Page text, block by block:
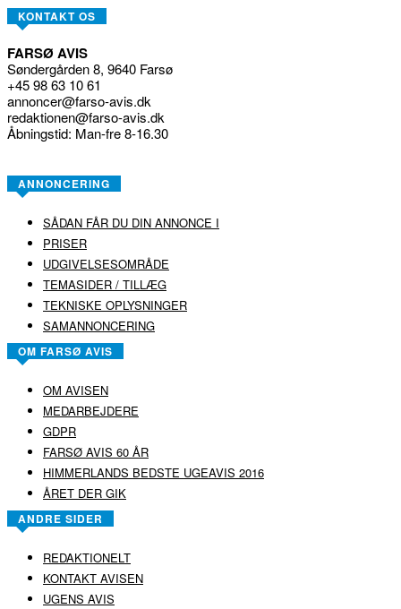
KONTAKT OS
FARSØ AVIS
Søndergården 8, 9640 Farsø
+45 98 63 10 61
annoncer@farso-avis.dk
redaktionen@farso-avis.dk
Åbningstid: Man-fre 8-16.30
ANNONCERING
SÅDAN FÅR DU DIN ANNONCE I
PRISER
UDGIVELSESOMRÅDE
TEMASIDER / TILLÆG
TEKNISKE OPLYSNINGER
SAMANNONCERING
OM FARSØ AVIS
OM AVISEN
MEDARBEJDERE
GDPR
FARSØ AVIS 60 ÅR
HIMMERLANDS BEDSTE UGEAVIS 2016
ÅRET DER GIK
ANDRE SIDER
REDAKTIONELT
KONTAKT AVISEN
UGENS AVIS